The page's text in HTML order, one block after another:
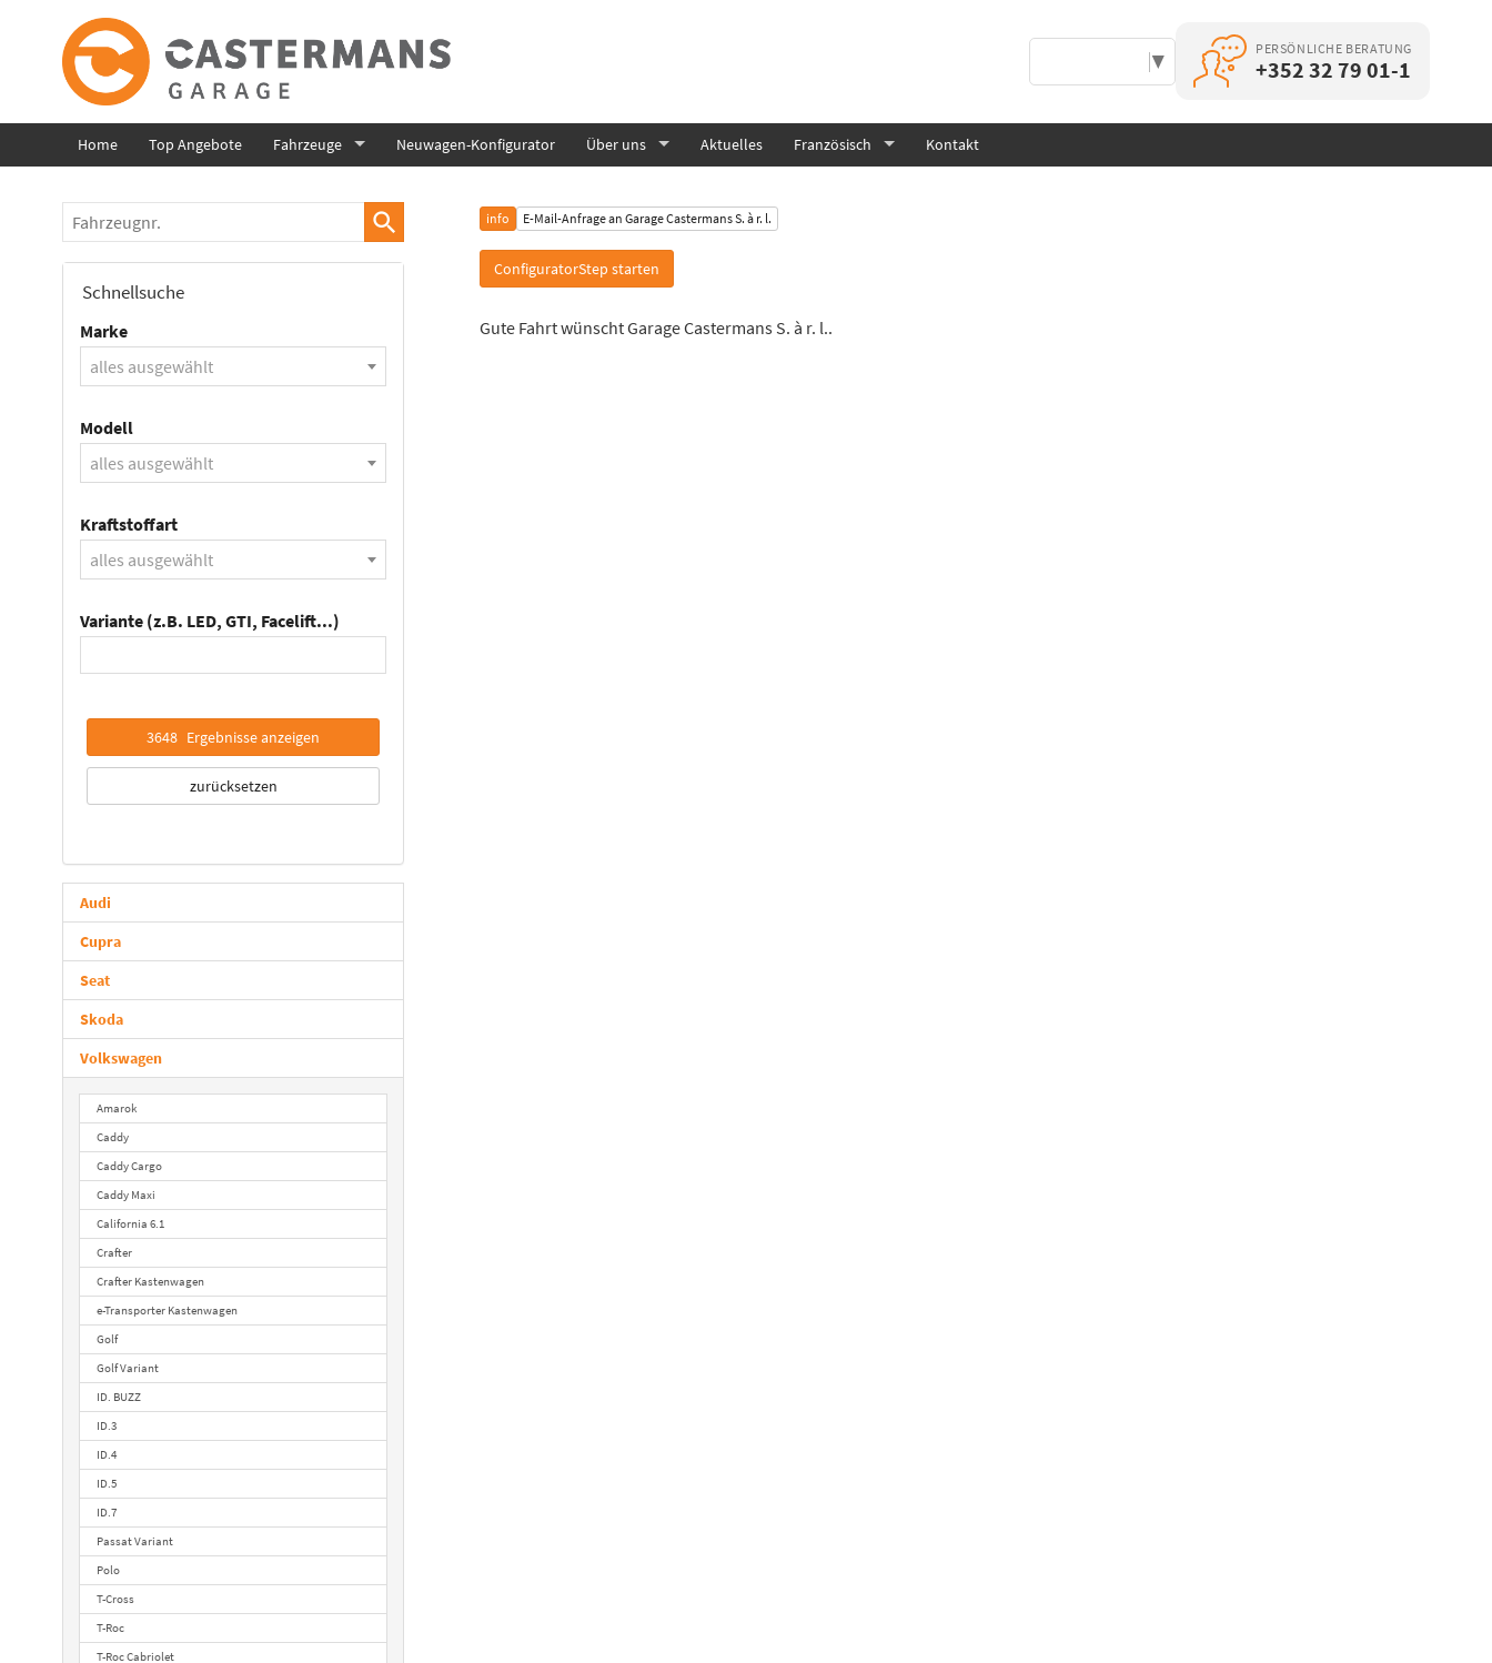
▼
PERSÖNLICHE BERATUNG
+352 32 79 01-1
Home Top Angebote Fahrzeuge Neuwagen-Konfigurator Über uns Aktuelles Französisch Kontakt
info E-Mail-Anfrage an Garage Castermans S. à r. l.
ConfiguratorStep starten
Gute Fahrt wünscht Garage Castermans S. à r. l..
Fahrzeugnr.
Schnellsuche
Marke
alles ausgewählt
Modell
alles ausgewählt
Kraftstoffart
alles ausgewählt
Variante (z.B. LED, GTI, Facelift...)
3648 Ergebnisse anzeigen
zurücksetzen
Audi
Cupra
Seat
Skoda
Volkswagen
Amarok
Caddy
Caddy Cargo
Caddy Maxi
California 6.1
Crafter
Crafter Kastenwagen
e-Transporter Kastenwagen
Golf
Golf Variant
ID. BUZZ
ID.3
ID.4
ID.5
ID.7
Passat Variant
Polo
T-Cross
T-Roc
T-Roc Cabriolet